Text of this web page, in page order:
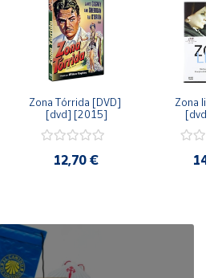
Zona Tórrida [DVD]
[dvd] [2015]
12,70 €
Zona
[dvd]